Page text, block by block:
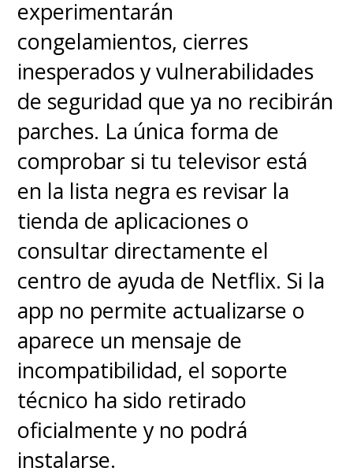
experimentarán
congelamientos, cierres
inesperados y vulnerabilidades
de seguridad que ya no recibirán
parches. La única forma de
comprobar si tu televisor está
en la lista negra es revisar la
tienda de aplicaciones o
consultar directamente el
centro de ayuda de Netflix. Si la
app no permite actualizarse o
aparece un mensaje de
incompatibilidad, el soporte
técnico ha sido retirado
oficialmente y no podrá
instalarse.